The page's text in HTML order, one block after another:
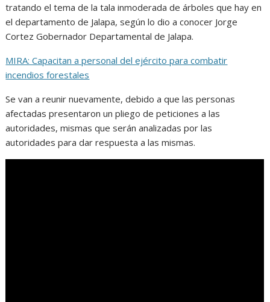
tratando el tema de la tala inmoderada de árboles que hay en
el departamento de Jalapa, según lo dio a conocer Jorge
Cortez Gobernador Departamental de Jalapa.
MIRA: Capacitan a personal del ejército para combatir
incendios forestales
Se van a reunir nuevamente, debido a que las personas
afectadas presentaron un pliego de peticiones a las
autoridades, mismas que serán analizadas por las
autoridades para dar respuesta a las mismas.